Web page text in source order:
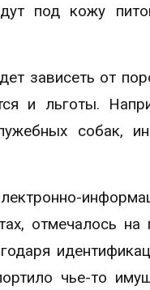
под кожу
зависеть от
и льготы.
собак,
отмечалось на
чье-то